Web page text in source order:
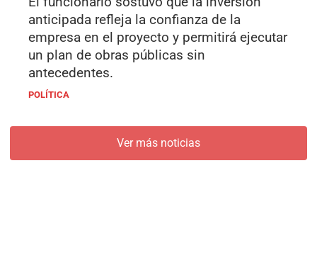
anticipada refleja la confianza de la
empresa en el proyecto y permitirá ejecutar
un plan de obras públicas sin
antecedentes.
POLÍTICA
Ver más noticias